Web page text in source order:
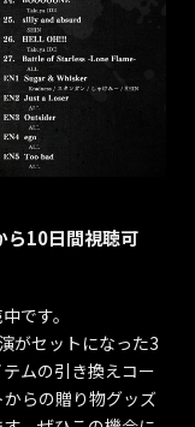
ら10日間視聴可
です。
がセットになった3
ムの引き換えコー
らの贈り物グッズ